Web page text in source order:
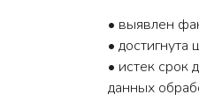
• выявлен
• достигнута
• истек срок
данных